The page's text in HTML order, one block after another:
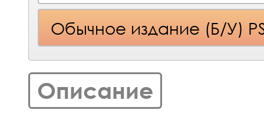
Обычное издание (Б/У)
Описание